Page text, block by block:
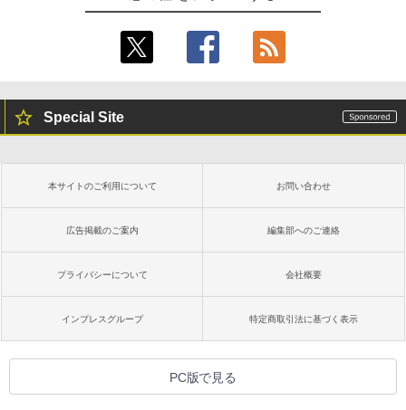
Special Site
本サイトのご利用について お問い合わせ
広告掲載のご案内 編集部へのご連絡
プライバシーについて 会社概要
インプレスグループ 特定商取引法に基づく表示
PC版で見る